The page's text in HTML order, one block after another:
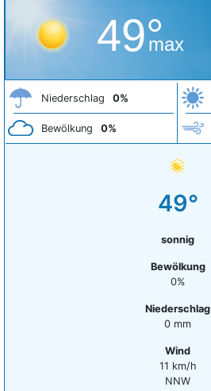
49°
max
Niederschlag 0%
Bewölkung 0%
49°
sonnig
Bewölkung
0%
Niederschlag
0 mm
Wind
11 km/h
NNW